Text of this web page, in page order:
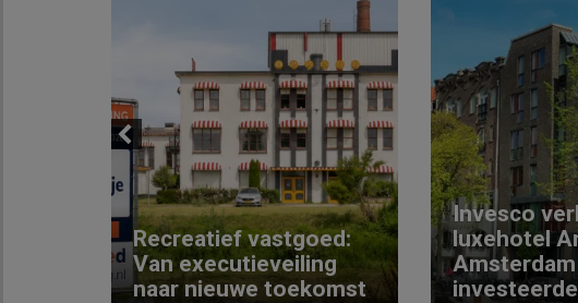
Previous
Recreatief vastgoed:
Van executieveiling
naar nieuwe toekomst
Invesco
luxehotel
Amsterdam